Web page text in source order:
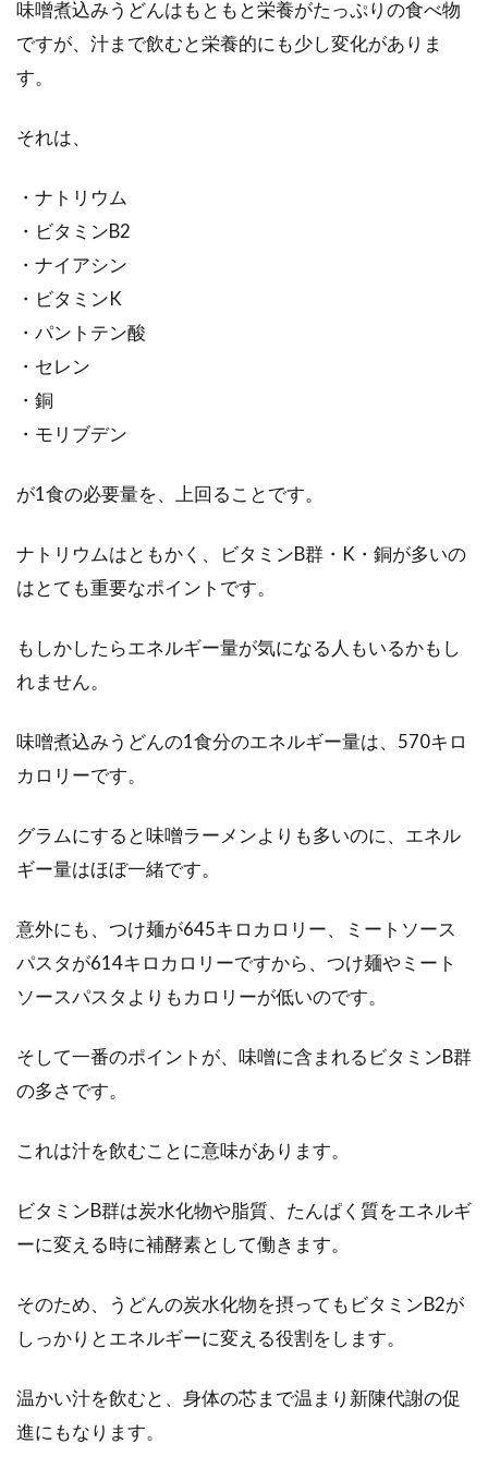
す。女性ホ...
多いと思いま...
糖分が脂肪に変わるメカニズム。こ
れを知ると食生活が変わる
も、その糖...
醤油の大さじの分量を正しく知って
美味しく健康な食生活を
料理で使う大さじは15ミリリットルです。水や
酒は容積=重量になりますので、15ミリリット
ル=...
果物といったら？もちろんそれは、小さい時か
甘酒に含まれる麹の効能とは？ビタ
味噌煮込みうどんはもともと栄養がたっぷりの食べ物
ですが、汁まで飲むと栄養的にも少し変化がありま
す。
それは、
・ナトリウム
・ビタミンB2
・ナイアシン
・ビタミンK
・パントテン酸
・セレン
・銅
・モリブデン
が1食の必要量を、上回ることです。
ナトリウムはともかく、ビタミンB群・K・銅が多いの
はとても重要なポイントです。
もしかしたらエネルギー量が気になる人もいるかもし
れません。
味噌煮込みうどんの1食分のエネルギー量は、570キロ
カロリーです。
グラムにすると味噌ラーメンよりも多いのに、エネル
ギー量はほぼ一緒です。
意外にも、つけ麺が645キロカロリー、ミートソース
パスタが614キロカロリーですから、つけ麺やミート
ソースパスタよりもカロリーが低いのです。
そして一番のポイントが、味噌に含まれるビタミンB群
の多さです。
これは汁を飲むことに意味があります。
ビタミンB群は炭水化物や脂質、たんぱく質をエネルギ
ーに変える時に補酵素として働きます。
そのため、うどんの炭水化物を摂ってもビタミンB2が
しっかりとエネルギーに変える役割をします。
温かい汁を飲むと、身体の芯まで温まり新陳代謝の促
進にもなります。